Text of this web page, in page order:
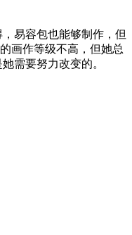
易容包也能够制作，但
画作等级不高，但她总
需要努力改变的。